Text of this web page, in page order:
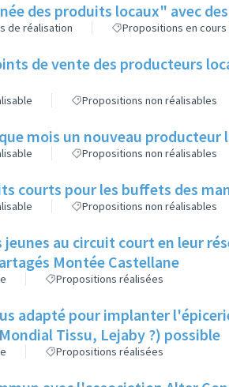
des produits locaux" avec
de réalisation Propositions en
de vente des producteurs
Propositions non réalisables
mois un nouveau producteur
Propositions non réalisables
courts pour les buffets des
Propositions non réalisables
jeunes au circuit court en leur
Montée Castellane
Propositions réalisées
adapté pour implanter
Tissu, Lejaby ?) possible
Propositions réalisées